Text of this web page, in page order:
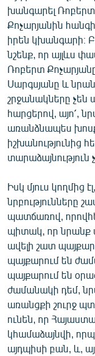
խանգարել
Քոչարյանին
իրեն կխանգարի։
նշենք, որ այլևս
Ռոբերտ
Սարգսյանը և
շրջանակները չեն
հարցերով, այո՛,
առանձնապես
իշխանությունից
տարաձայնություն
Իսկ մյուս կողմից
նրբությունները
պատճառով,
պիտակ, որ նրանք
ավելի շատ
պայքարում են
պայքարում են
ժամանակի դեմ,
առանցքի շուրջ
ունեն, որ
կհամաձայնվի,
այդպիսի բան, և,